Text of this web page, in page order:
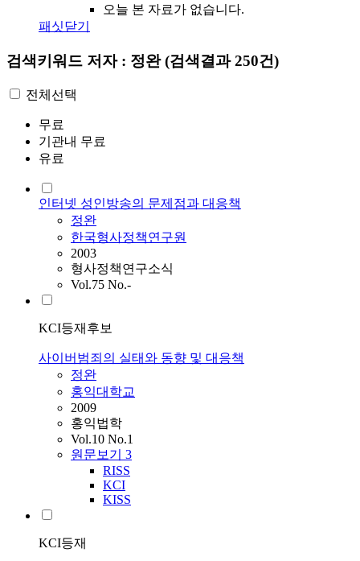
오늘 본 자료가 없습니다.
패싯닫기
검색키워드 저자 : 정완(검색결과 250건)
전체선택
무료
기관내 무료
유료
인터넷 성인방송의 문제점과 대응책
정완
한국형사정책연구원
2003
형사정책연구소식
Vol.75 No.-
KCI등재후보
사이버범죄의 실태와 동향 및 대응책
정완
홍익대학교
2009
홍익법학
Vol.10 No.1
원문보기 3
RISS
KCI
KISS
KCI등재